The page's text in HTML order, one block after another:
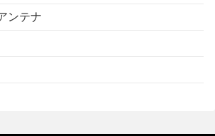
ンテナ